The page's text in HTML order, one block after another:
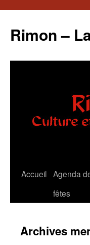
Rimon –
Aller
Accueil Agenda
fêtes
Archives